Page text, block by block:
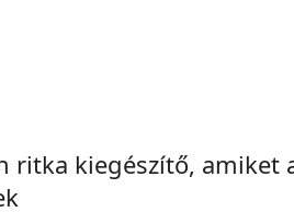
ritka kiegészítő, amiket